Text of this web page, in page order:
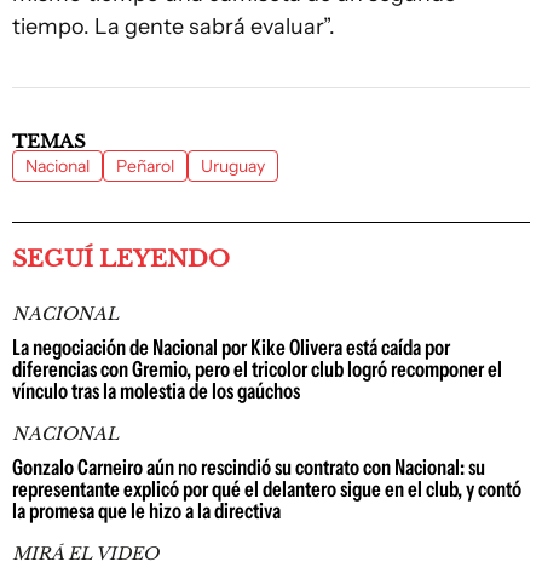
tiempo. La gente sabrá evaluar”.
TEMAS
Nacional Peñarol Uruguay
SEGUÍ LEYENDO
NACIONAL
La negociación de Nacional por Kike Olivera está caída por
diferencias con Gremio, pero el tricolor club logró recomponer el
vínculo tras la molestia de los gaúchos
NACIONAL
Gonzalo Carneiro aún no rescindió su contrato con Nacional: su
representante explicó por qué el delantero sigue en el club, y contó
la promesa que le hizo a la directiva
MIRÁ EL VIDEO